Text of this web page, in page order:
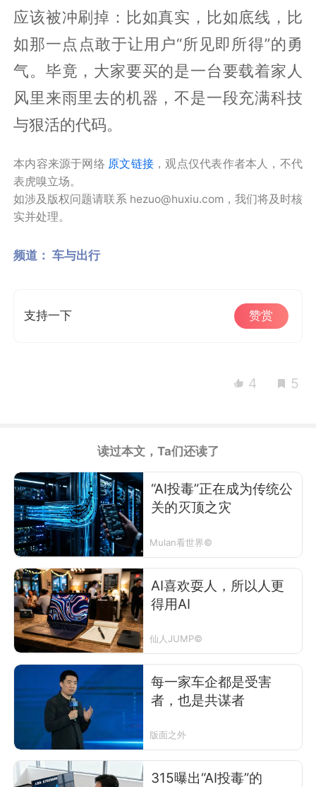
应该被冲刷掉：比如真实，比如底线，比
如那一点点敢于让用户“所见即所得”的勇
气。毕竟，大家要买的是一台要载着家人
风里来雨里去的机器，不是一段充满科技
与狠活的代码。
本内容来源于网络 原文链接 ，观点仅代表作者本人，不代
表虎嗅立场。
如涉及版权问题请联系 hezuo@huxiu.com，我们将及时核
实并处理。
频道： 车与出行
支持一下 赞赏
4 5
读过本文，Ta们还读了
“AI投毒”正在成为传统公
关的灭顶之灾
Mulan看世界©
AI喜欢耍人，所以人更
得用AI
仙人JUMP©
每一家车企都是受害
者，也是共谋者
版面之外
315曝出“AI投毒”的